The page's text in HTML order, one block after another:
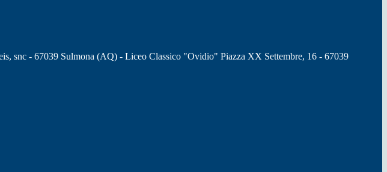
snc - 67039 Sulmona (AQ) - Liceo Classico "Ovidio" Piazza XX Settembre, 16 - 67039